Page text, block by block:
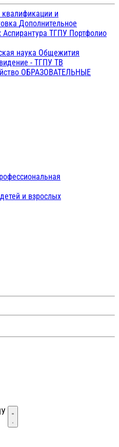
и
Дополнительное
Аспирантура ТГПУ Портфолио
наука Общежития
- ТГПУ ТВ
ОБРАЗОВАТЕЛЬНЫЕ
и взрослых
Открыть меню